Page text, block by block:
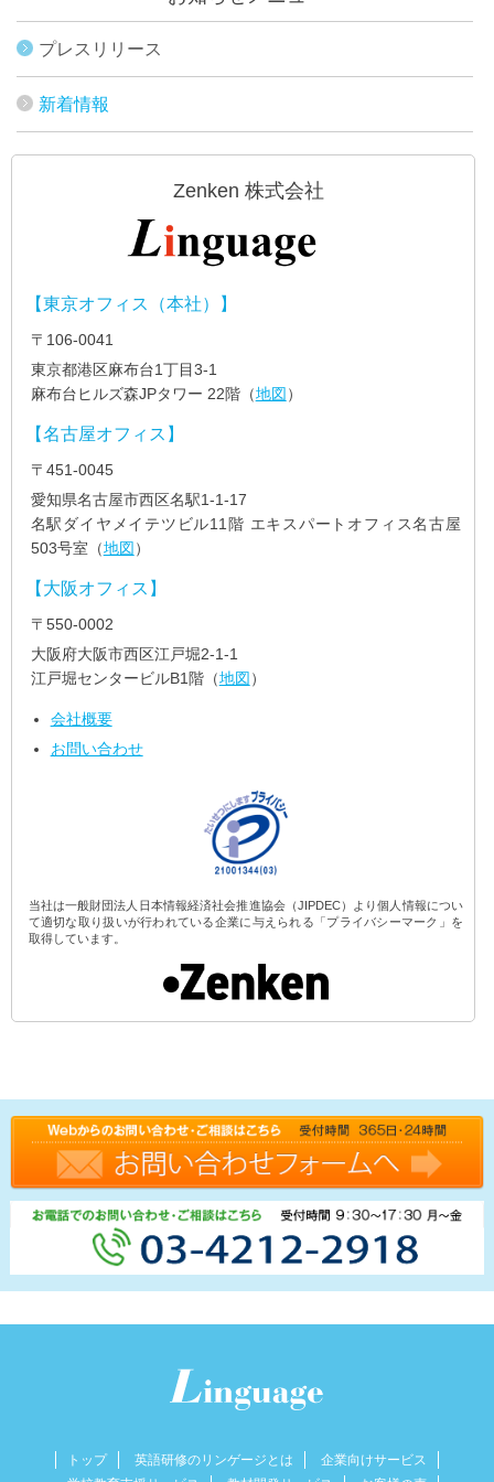
プレスリリース
新着情報
Zenken 株式会社
【東京オフィス（本社）】
〒106-0041
東京都港区麻布台1丁目3-1
麻布台ヒルズ森JPタワー 22階（地図 ）
【名古屋オフィス】
〒451-0045
愛知県名古屋市西区名駅1-1-17
名駅ダイヤメイテツビル11階 エキスパートオフィス名古屋
503号室（地図 ）
【大阪オフィス】
〒550-0002
大阪府大阪市西区江戸堀2-1-1
江戸堀センタービルB1階（地図 ）
会社概要
お問い合わせ
当社は一般財団法人日本情報経済社会推進協会（JIPDEC）より個人情報につい
て適切な取り扱いが行われている企業に与えられる「プライバシーマーク」を
取得しています。
トップ 英語研修のリンゲージとは
企業向けサービス